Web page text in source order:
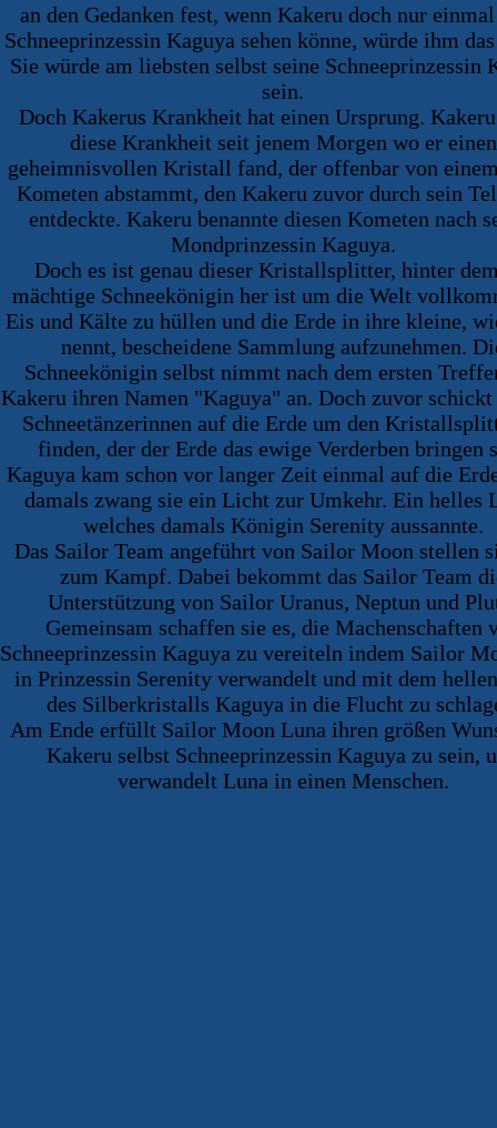
an den Gedanken fest, wenn Kakeru doch nur
Schneeprinzessin Kaguya sehen könne, würde ihm
Sie würde am liebsten selbst seine Schneeprinzessin
sein.
Doch Kakerus Krankheit hat einen Ursprung.
diese Krankheit seit jenem Morgen wo er einen
geheimnisvollen Kristall fand, der offenbar von
Kometen abstammt, den Kakeru zuvor durch sein
entdeckte. Kakeru benannte diesen Kometen nach
Mondprinzessin Kaguya.
Doch es ist genau dieser Kristallsplitter, hinter
mächtige Schneekönigin her ist um die Welt
Eis und Kälte zu hüllen und die Erde in ihre kleine,
nennt, bescheidene Sammlung aufzunehmen.
Schneekönigin selbst nimmt nach dem ersten
Kakeru ihren Namen "Kaguya" an. Doch zuvor
Schneetänzerinnen auf die Erde um den
finden, der der Erde das ewige Verderben bringen
Kaguya kam schon vor langer Zeit einmal auf die
damals zwang sie ein Licht zur Umkehr. Ein helles
welches damals Königin Serenity aussannte.
Das Sailor Team angeführt von Sailor Moon stellen
zum Kampf. Dabei bekommt das Sailor Team
Unterstützung von Sailor Uranus, Neptun und
Gemeinsam schaffen sie es, die Machenschaften
Schneeprinzessin Kaguya zu vereiteln indem Sailor
in Prinzessin Serenity verwandelt und mit dem
des Silberkristalls Kaguya in die Flucht zu
Am Ende erfüllt Sailor Moon Luna ihren größen
Kakeru selbst Schneeprinzessin Kaguya zu sein,
verwandelt Luna in einen Menschen.